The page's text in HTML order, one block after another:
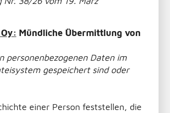
Mündliche Übermittlung von
personenbezogenen Daten im
gespeichert sind oder
einer Person feststellen, die